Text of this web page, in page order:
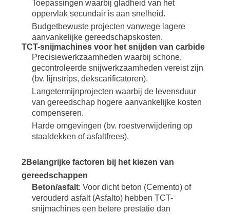
Toepassingen waarbij gladheid van het
oppervlak secundair is aan snelheid.
Budgetbewuste projecten vanwege lagere
aanvankelijke gereedschapskosten.
TCT-snijmachines voor het snijden van carbide
Precisiewerkzaamheden waarbij schone,
gecontroleerde snijwerkzaamheden vereist zijn
(bv. lijnstrips, dekscarificatoren).
Langetermijnprojecten waarbij de levensduur
van gereedschap hogere aanvankelijke kosten
compenseren.
Harde omgevingen (bv. roestverwijdering op
staaldekken of asfaltfrees).
2Belangrijke factoren bij het kiezen van
gereedschappen
Beton/asfalt: Voor dicht beton (Cemento) of
verouderd asfalt (Asfalto) hebben TCT-
snijmachines een betere prestatie dan